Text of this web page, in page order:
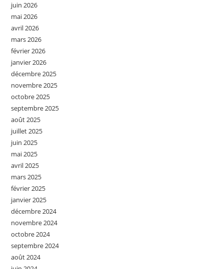
juin 2026
mai 2026
avril 2026
mars 2026
février 2026
janvier 2026
décembre 2025
novembre 2025
octobre 2025
septembre 2025
août 2025
juillet 2025
juin 2025
mai 2025
avril 2025
mars 2025
février 2025
janvier 2025
décembre 2024
novembre 2024
octobre 2024
septembre 2024
août 2024